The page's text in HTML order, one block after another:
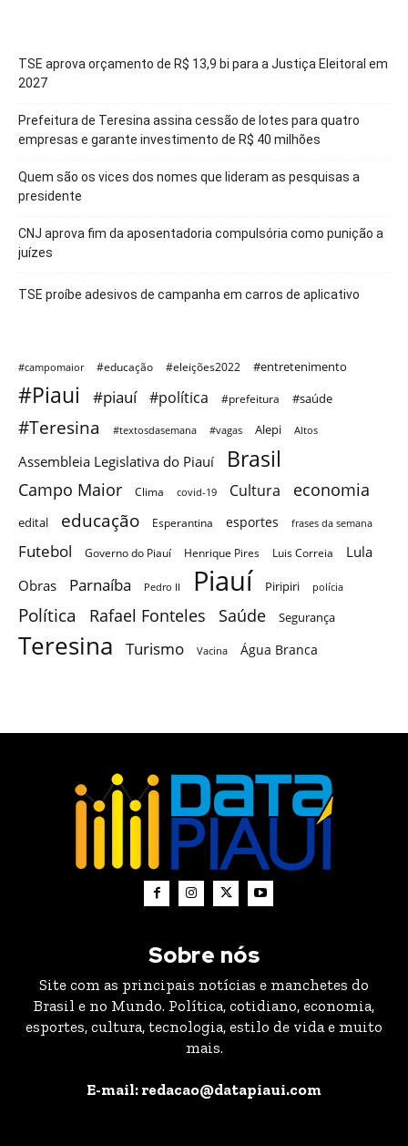
TSE aprova orçamento de R$ 13,9 bi para a Justiça Eleitoral em
2027
Prefeitura de Teresina assina cessão de lotes para quatro
empresas e garante investimento de R$ 40 milhões
Quem são os vices dos nomes que lideram as pesquisas a
presidente
CNJ aprova fim da aposentadoria compulsória como punição a
juízes
TSE proíbe adesivos de campanha em carros de aplicativo
#campomaior #educação #eleições2022 #entretenimento
#Piaui #piauí #política #prefeitura #saúde
#Teresina #textosdasemana #vagas Alepi Altos
Assembleia Legislativa do Piauí Brasil
Campo Maior Clima covid-19 Cultura economia
edital educação Esperantina esportes frases da semana
Futebol Governo do Piauí Henrique Pires Luis Correia
Lula
Obras
Parnaíba Pedro II Piauí Piripiri polícia
Política Rafael Fonteles Saúde Segurança
Teresina Turismo Vacina Água Branca
Sobre nós
Site com as principais notícias e manchetes do
Brasil e no Mundo. Política, cotidiano, economia,
esportes, cultura, tecnologia, estilo de vida e muito
mais.
E-mail: redacao@datapiaui.com